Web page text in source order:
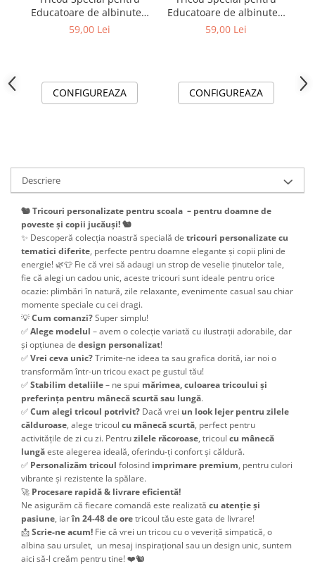
Educatoare de albinute -
un cadou cu Design
59,00 Lei
CONFIGUREAZA
Educatoare de albinute -
un cadou cu Design
59,00 Lei
CONFIGUREAZA
Descriere
🐿️ Tricouri personalizate pentru scoala – pentru doamne de
poveste și copii jucăuși! 🐿️
✨ Descoperă colecția noastră specială de tricouri personalizate cu
tematici diferite, perfecte pentru doamne elegante și copii plini de
energie! 🌿👕 Fie că vrei să adaugi un strop de veselie ținutelor tale,
fie că alegi un cadou unic, aceste tricouri sunt ideale pentru orice
ocazie: plimbări în natură, zile relaxante, evenimente casual sau chiar
momente speciale cu cei dragi.
💡Cum comanzi?Super simplu!
✅Alege modelul – avem o colecție variată cu ilustrații adorabile, dar
și opțiunea de design personalizat!
✅Vrei ceva unic?Trimite-ne ideea ta sau grafica dorită, iar noi o
transformăm într-un tricou exact pe gustul tău!
✅Stabilim detaliile– ne spui mărimea, culoarea tricoului și
preferința pentru mânecă scurtă sau lungă.
✅Cum alegi tricoul potrivit? Dacă vrei un look lejer pentru zilele
călduroase, alege tricoul cu mânecă scurtă, perfect pentru
activitățile de zi cu zi. Pentruzilele răcoroase, tricoul cu mânecă
lungăeste alegerea ideală, oferindu-ți confort și căldură.
✅ Personalizăm tricoul folosind imprimare premium, pentru culori
vibrante și rezistente la spălare.
🚀 Procesare rapidă & livrare eficientă!
Ne asigurăm că fiecare comandă este realizată cu atenție și
pasiune, iarîn 24-48 de oretricoul tău este gata de livrare!
📩Scrie-ne acum! Fie că vrei un tricou cu o veveriță simpatică, o
albina sau ursulet, un mesaj inspirațional sau un design unic, suntem
aici să-l creăm pentru tine! ❤️🐿️